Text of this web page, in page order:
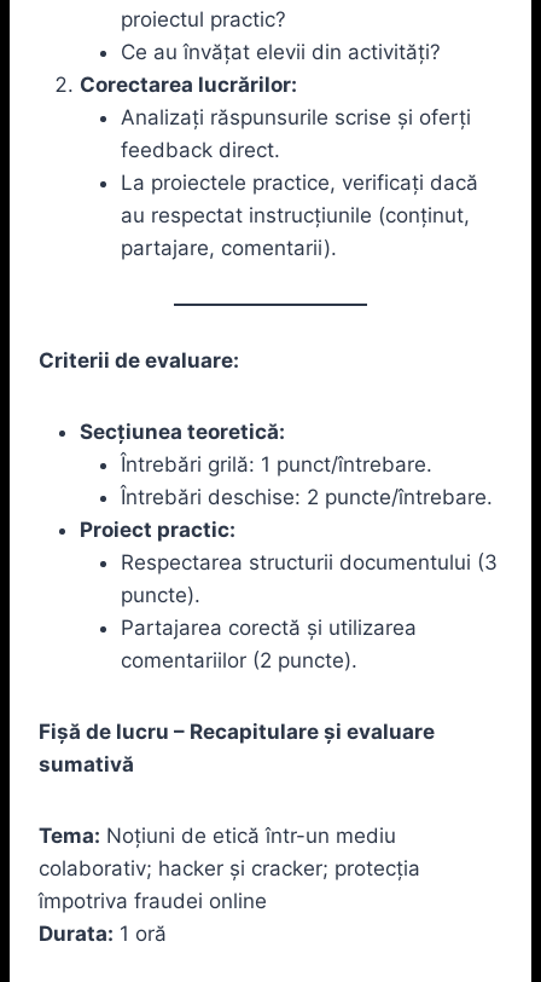
proiectul practic?
Ce au învățat elevii din activități?
Corectarea lucrărilor:
Analizați răspunsurile scrise și oferți
feedback direct.
La proiectele practice, verificați dacă
au respectat instrucțiunile (conținut,
partajare, comentarii).
Criterii de evaluare:
Secțiunea teoretică:
Întrebări grilă: 1 punct/întrebare.
Întrebări deschise: 2 puncte/întrebare.
Proiect practic:
Respectarea structurii documentului (3
puncte).
Partajarea corectă și utilizarea
comentariilor (2 puncte).
Fișă de lucru – Recapitulare și evaluare
sumativă
Tema: Noțiuni de etică într-un mediu
colaborativ; hacker și cracker; protecția
împotriva fraudei online
Durata: 1 oră